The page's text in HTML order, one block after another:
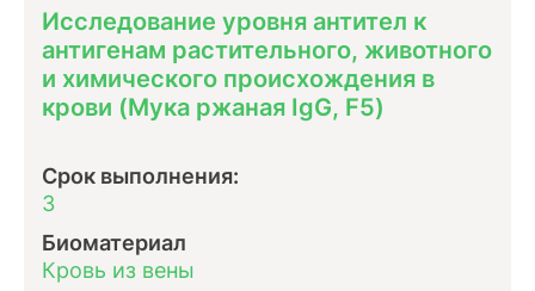
Исследование уровня антител к
антигенам растительного, животного
и химического происхождения в
крови (Мука ржаная IgG, F5)
Срок выполнения:
3
Биоматериал
Кровь из вены